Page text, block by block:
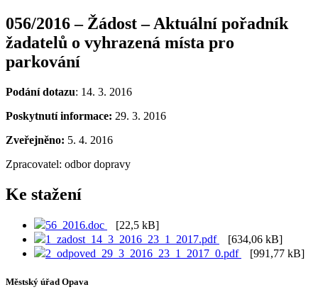
056/2016 – Žádost – Aktuální pořadník
žadatelů o vyhrazená místa pro
parkování
Podání dotazu: 14. 3. 2016
Poskytnutí informace: 29. 3. 2016
Zveřejněno: 5. 4. 2016
Zpracovatel: odbor dopravy
Ke stažení
56_2016.doc
[22,5 kB]
1_zadost_14_3_2016_23_1_2017.pdf
[634,06 kB]
2_odpoved_29_3_2016_23_1_2017_0.pdf
[991,77 kB]
Městský úřad Opava